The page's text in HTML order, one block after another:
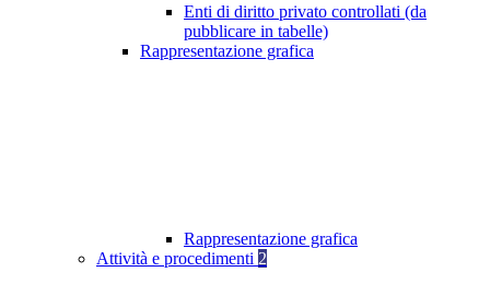
Enti di diritto privato controllati (da
pubblicare in tabelle)
Rappresentazione grafica
Rappresentazione grafica
Attività e procedimenti 2